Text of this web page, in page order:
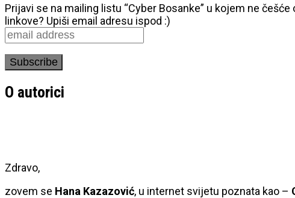
Prijavi se na mailing listu “Cyber Bosanke” u kojem ne
linkove? Upiši email adresu ispod :)
O autorici
Zdravo,
zovem se Hana Kazazović, u internet svijetu poznata kao –